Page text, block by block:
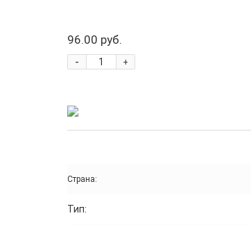
96.00 руб.
+
-
Страна:
Тип: